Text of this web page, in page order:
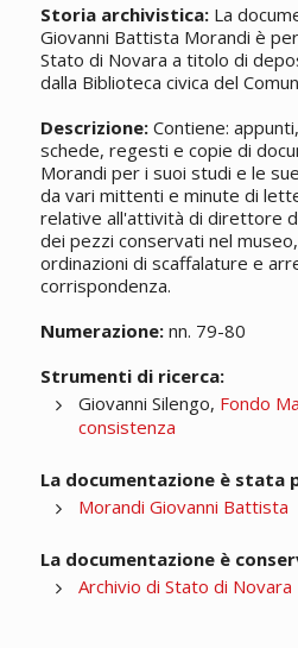
Storia archivistica:La
Giovanni Battista Morandi è
Stato di Novara a titolo di
dalla Biblioteca civica del
Descrizione:Contiene:
schede, regesti e copie di
Morandi per i suoi studi e le
da vari mittenti e minute di
relative all'attività di direttore
dei pezzi conservati nel
ordinazioni di scaffalature e
corrispondenza.
Numerazione:nn. 79-80
Strumenti di ricerca:
Giovanni Silengo, Fondo
consistenza
La documentazione è stata
Morandi Giovanni Battista
La documentazione è
Archivio di Stato di Novara